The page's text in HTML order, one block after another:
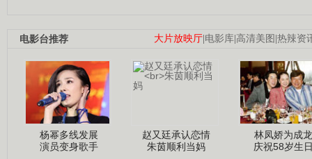
大片放映厅|电影库|高清美图 |热辣资
电影台推荐
杨幂多线发展
演员变身歌手
赵又廷承认恋情
朱茵顺利当妈
林凤娇为成龙
庆祝58岁生